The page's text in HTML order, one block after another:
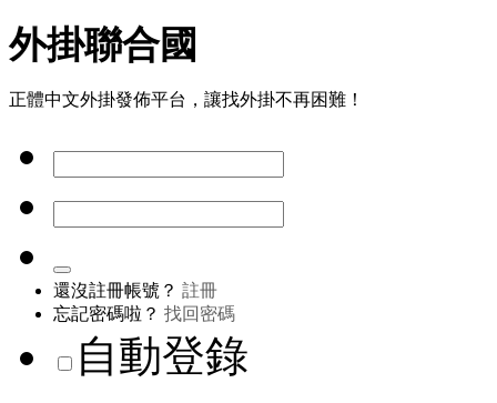
外掛聯合國
正體中文外掛發佈平台，讓找外掛不再困難！
還沒註冊帳號？ 註冊
忘記密碼啦？ 找回密碼
自動登錄